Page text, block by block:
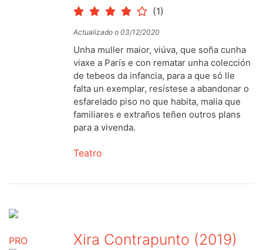
(1)
Actualizado o 03/12/2020
Unha muller maior, viúva, que soña cunha
viaxe a París e con rematar unha colección
de tebeos da infancia, para a que só lle
falta un exemplar, resístese a abandonar o
esfarelado piso no que habita, malia que
familiares e extraños teñen outros plans
para a vivenda.
Teatro
PRO Xira Contrapunto (2019)